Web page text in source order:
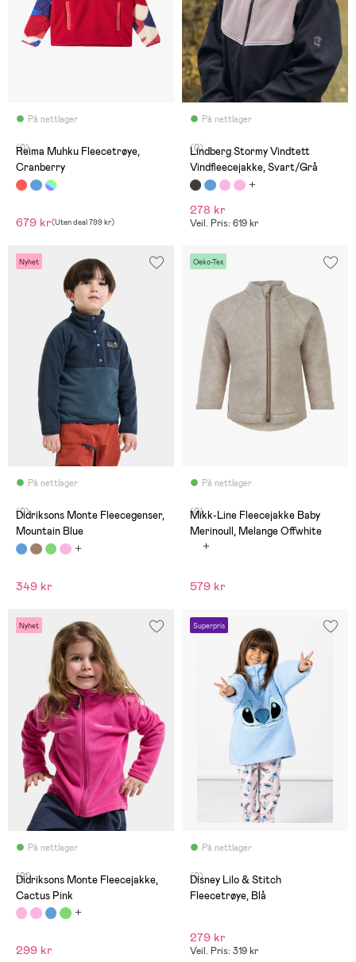
På nettlager
(0)
Reima Muhku Fleecetrøye,
Cranberry
679 kr(Uten deal799 kr)
På nettlager
(0)
Lindberg Stormy Vindtett
Vindfleecejakke, Svart/Grå
278 kr
Veil. Pris: 619 kr
Nyhet
På nettlager
(0)
Didriksons Monte Fleecegenser,
Mountain Blue
349 kr
Oeko-Tex
På nettlager
(0)
Mikk-Line Fleecejakke Baby
Merinoull, Melange Offwhite
579 kr
Nyhet
På nettlager
(21)
Didriksons Monte Fleecejakke,
Cactus Pink
299 kr
Superpris
På nettlager
(0)
Disney Lilo & Stitch
Fleecetrøye, Blå
279 kr
Veil. Pris: 319 kr